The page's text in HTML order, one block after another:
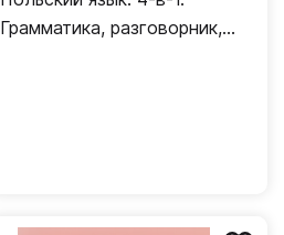
Грамматика, разговорник,